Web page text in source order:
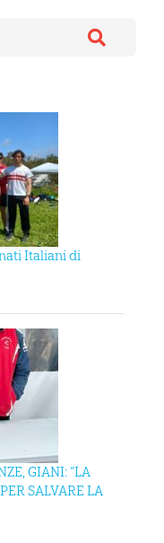
Italiani di
GIANI: “LA
SALVARE LA